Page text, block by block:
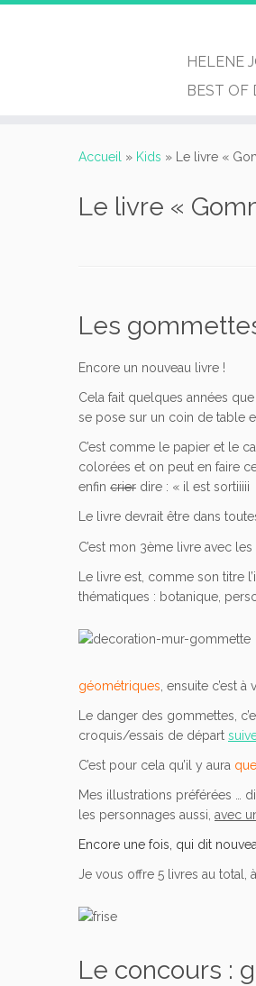
HELENE
BEST OF
Accueil » Kids » Le livre «
Le livre «
Les
Encore un nouveau livre !
Cela fait quelques années que
se pose sur un coin de table
C’est comme le papier et le
colorées et on peut en faire
enfin crier dire : « il est sortiiiii
Le livre devrait être dans
C’est mon 3ème livre avec
Le livre est, comme son titre
thématiques : botanique,
géométriques, ensuite c’est à
Le danger des gommettes,
croquis/essais de départ
C’est pour cela qu’il y aura
Mes illustrations préférées …
les personnages aussi, avec
Encore une fois, qui dit
Je vous offre 5 livres au total,
Le concours :